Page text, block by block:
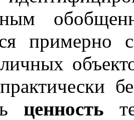
примерно
ценность